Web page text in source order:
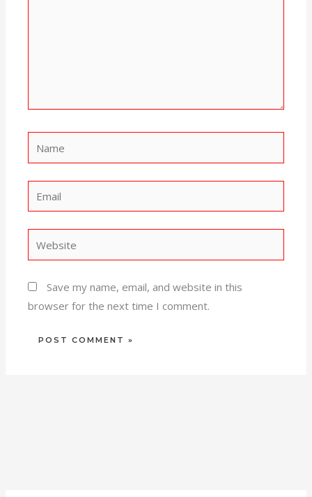
Save my name, email, and website in this
browser for the next time I comment.